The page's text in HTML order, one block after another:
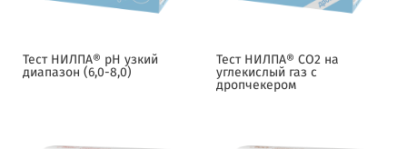
Тест НИЛПА® pH узкий
диапазон (6,0-8,0)
Тест НИЛПА® CO2 на
углекислый газ с
дропчекером